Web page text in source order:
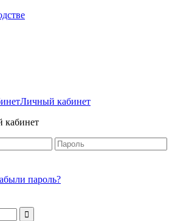
Личный кабинет
кабинет
пароль?